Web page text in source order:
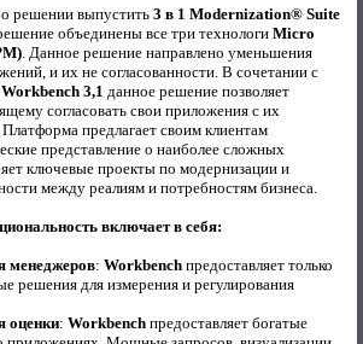
решении выпустить3 в 1 Modernization® Suite
объединены все три технологи Micro
. Данное решение направлено уменьшения
и их не согласованности. В сочетании с
3,1 данное решение позволяет
согласовать свои приложения с их
предлагает своим клиентам
представление о наиболее сложных
ключевые проекты по модернизации и
между реалиям и потребностям бизнеса.
включает в себя:
менеджеров: Workbench предоставляет только
решения для измерения и регулирования
оценки: Workbench предоставляет богатые